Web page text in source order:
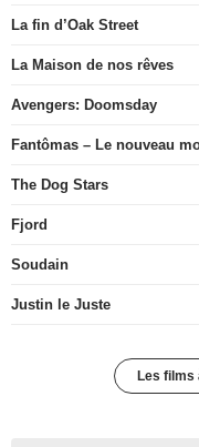
La fin d’Oak Street
La Maison de nos rêves
Avengers: Doomsday
Fantômas – Le nouveau
The Dog Stars
Fjord
Soudain
Justin le Juste
Les films